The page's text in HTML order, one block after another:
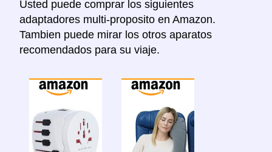
Usted puede comprar los siguientes
adaptadores multi-proposito en Amazon.
Tambien puede mirar los otros aparatos
recomendados para su viaje.